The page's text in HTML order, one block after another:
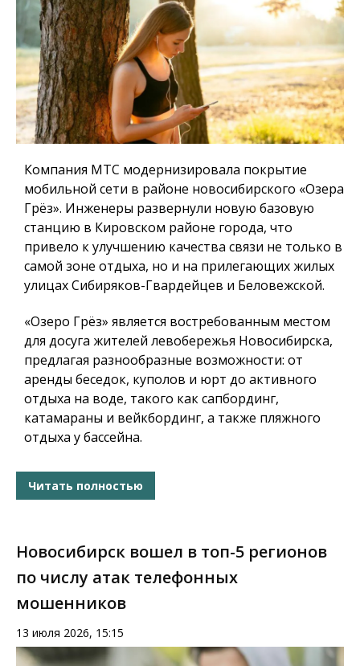
Компания МТС модернизировала покрытие
мобильной сети в районе новосибирского «Озера
Грёз». Инженеры развернули новую базовую
станцию в Кировском районе города, что
привело к улучшению качества связи не только в
самой зоне отдыха, но и на прилегающих жилых
улицах Сибиряков-Гвардейцев и Беловежской.
«Озеро Грёз» является востребованным местом
для досуга жителей левобережья Новосибирска,
предлагая разнообразные возможности: от
аренды беседок, куполов и юрт до активного
отдыха на воде, такого как сапбординг,
катамараны и вейкбординг, а также пляжного
отдыха у бассейна.
Читать полностью
Новосибирск вошел в топ-5 регионов
по числу атак телефонных
мошенников
13 июля 2026, 15:15